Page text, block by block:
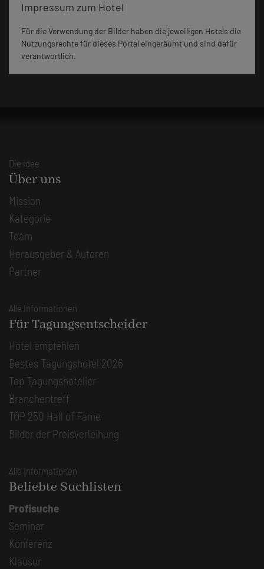
Impressum zum Hotel
Für die Verwendung der Bilder haben die jeweiligen Hotels die
Nutzungsrechte für dieses Portal eingeräumt und sind dafür
verantwortlich.
Die Idee
Über uns
Mission
Kategorie
Team
Herausgeber & Autoren
Partner
Alle Informationen
Für Tagungsentscheider
Hotel empfehlen
Bestes Tagungshotel 2026
Top Tagungshotelier
Branchentreff
TOP 250 Hall of Fame
Bilder der Preisverleihung
Alle Informationen
Beliebte Suchlisten
Profisuche
Seminar
Konferenz
Klausur